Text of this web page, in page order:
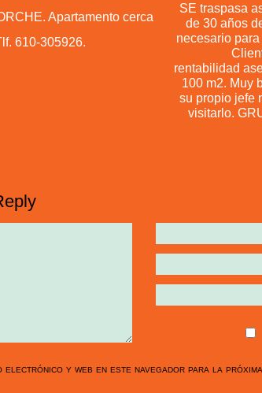
Apartamento cerca
610-305926.
SE traspasa
de 30 años
necesario
rentabilidad
100 m2. Muy
su propio jefe
visitarlo.
y web en este navegador para la